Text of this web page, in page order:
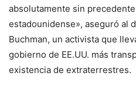
absolutamente sin
estadounidense», aseguró al
Buchman, un activista que
gobierno de EE.UU. más
existencia de extraterrestres.